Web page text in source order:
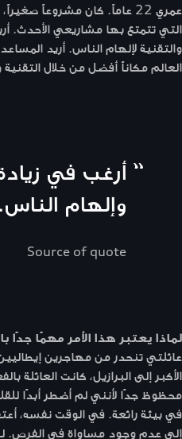
عمري 22 عاماً. كان مشروعاً
التي تتمتع بها مشاريعي الأحدث.
والتقنية لإلهام الناس. أريد
العالم مكاناً أفضل من خلال التقنية
“ أرغب في
وإلهام الناس.
Source of quote
لماذا يعتبر هذا الأمر مهمًا جدًا
عائلتي تنحدر من مهاجرين
الأكبر إلى البرازيل، كانت العائلة
محظوظ جدًا لأنني لم أضطر أبدًا
في بيئة رائعة. في الوقت نفسه،
إلى عدم وجود مساواة في الفرص.